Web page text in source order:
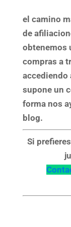
el camino
de
obtenemos
compras a
accediendo
supone un
forma nos
blog.
Si